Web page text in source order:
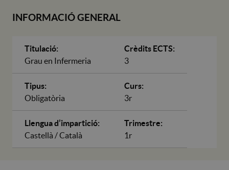
INFORMACIÓ GENERAL
Titulació:
Grau en Infermeria
Crèdits ECTS:
3
Tipus:
Obligatòria
Curs:
3r
Llengua d’impartició:
Castellà / Català
Trimestre:
1r